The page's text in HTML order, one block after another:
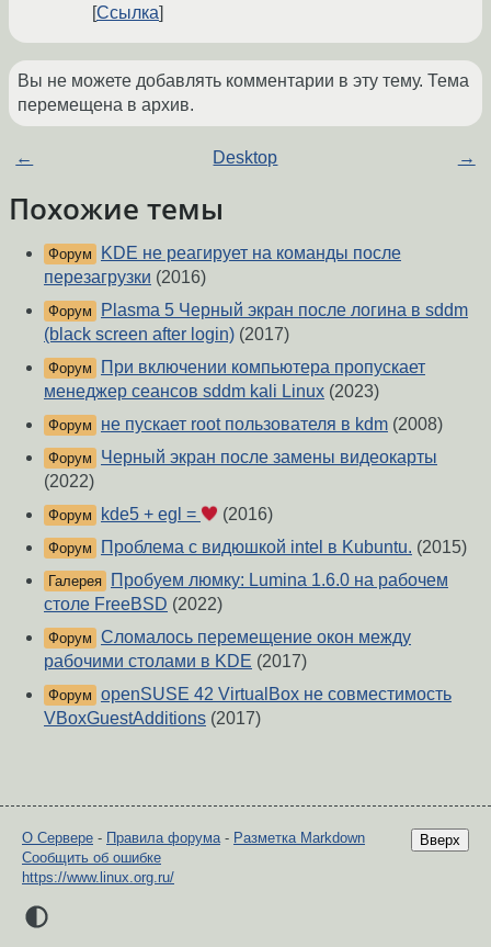
Ссылка
Вы не можете добавлять комментарии в эту тему. Тема
перемещена в архив.
← Desktop →
Похожие темы
Форум
KDE не реагирует на команды после
перезагрузки (2016)
Форум
Plasma 5 Черный экран после логина в sddm
(black screen after login) (2017)
Форум
При включении компьютера пропускает
менеджер сеансов sddm kali Linux (2023)
Форум не пускает root пользователя в kdm (2008)
Форум
Черный экран после замены видеокарты
(2022)
Форум kde5 + egl = (2016)
Форум Проблема с видюшкой intel в Kubuntu. (2015)
Галерея
Пробуем люмку: Lumina 1.6.0 на рабочем
столе FreeBSD (2022)
Форум Сломалось перемещение окон между
рабочими столами в KDE (2017)
Форум openSUSE 42 VirtualBox не совместимость
VBoxGuestAdditions (2017)
Вверх
О Сервере - Правила форума- Разметка Markdown
Сообщить об ошибке
https://www.linux.org.ru/